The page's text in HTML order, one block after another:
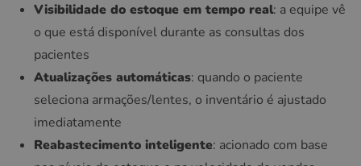
Visibilidade do estoque em tempo real: a equipe vê
o que está disponível durante as consultas dos
pacientes
Atualizações automáticas: quando o paciente
seleciona armações/lentes, o inventário é ajustado
imediatamente
Reabastecimento inteligente: acionado com base